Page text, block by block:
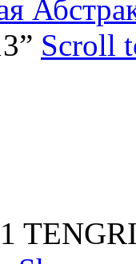
Scroll